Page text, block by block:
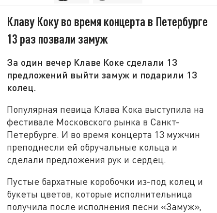
Клаву Коку во время концерта в Петербурге
13 раз позвали замуж
За один вечер Клаве Коке сделали 13
предложений выйти замуж и подарили 13
колец.
Популярная певица Клава Кока выступила на
фестивале Московского рынка в Санкт-
Петербурге. И во время концерта 13 мужчин
преподнесли ей обручальные кольца и
сделали предложения рук и сердец.
Пустые бархатные коробочки из-под колец и
букеты цветов, которые исполнительница
получила после исполнения песни «Замуж»,